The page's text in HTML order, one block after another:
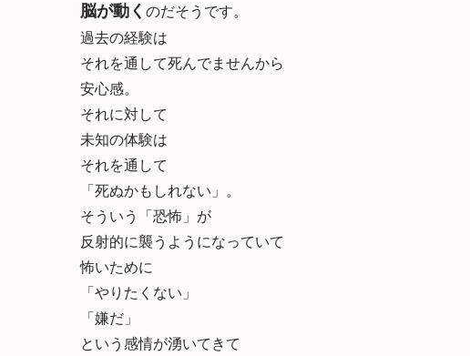
脳が動く のだそうです。
過去の経験は
それを通して死んでませんから
安心感。
それに対して
未知の体験は
それを通して
「死ぬかもしれない」。
そういう「恐怖」が
反射的に襲うようになっていて
怖いために
「やりたくない」
「嫌だ」
という感情が湧いてきて